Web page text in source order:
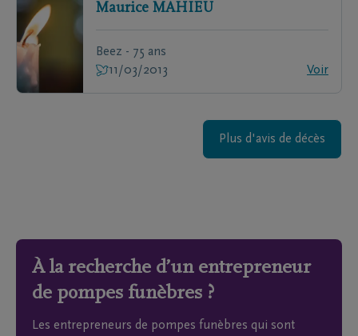
Maurice MAHIEU
Beez - 75 ans
11/03/2013
Voir
Plus d'avis de décès
À la recherche d’un entrepreneur
de pompes funèbres ?
Les entrepreneurs de pompes funèbres qui sont